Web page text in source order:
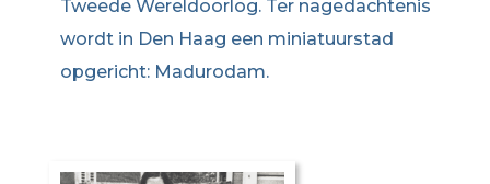
Tweede Wereldoorlog. Ter nagedachtenis
wordt in Den Haag een miniatuurstad
opgericht: Madurodam.